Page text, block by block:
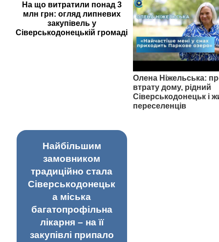
На що витратили понад 3
млн грн: огляд липневих
закупівель у
Сіверськодонецькій громаді
Олена Ніжельська:
втрату дому, рідний
Сіверськодонецьк і
переселенців
Найбільшим
замовником
традиційно стала
Сіверськодонецьк
а міська
багатопрофільна
лікарня – на її
закупівлі припало